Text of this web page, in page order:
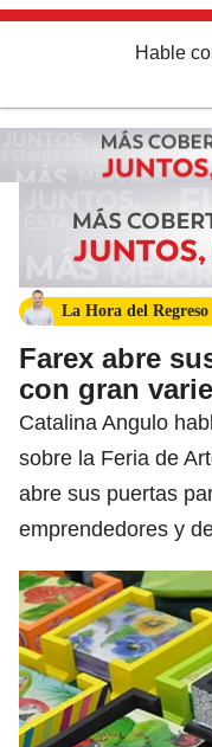
Hable
La Hora del Regreso
Farex abre
con gran
Catalina Angulo
sobre la Feria de
abre sus puertas
emprendedores y